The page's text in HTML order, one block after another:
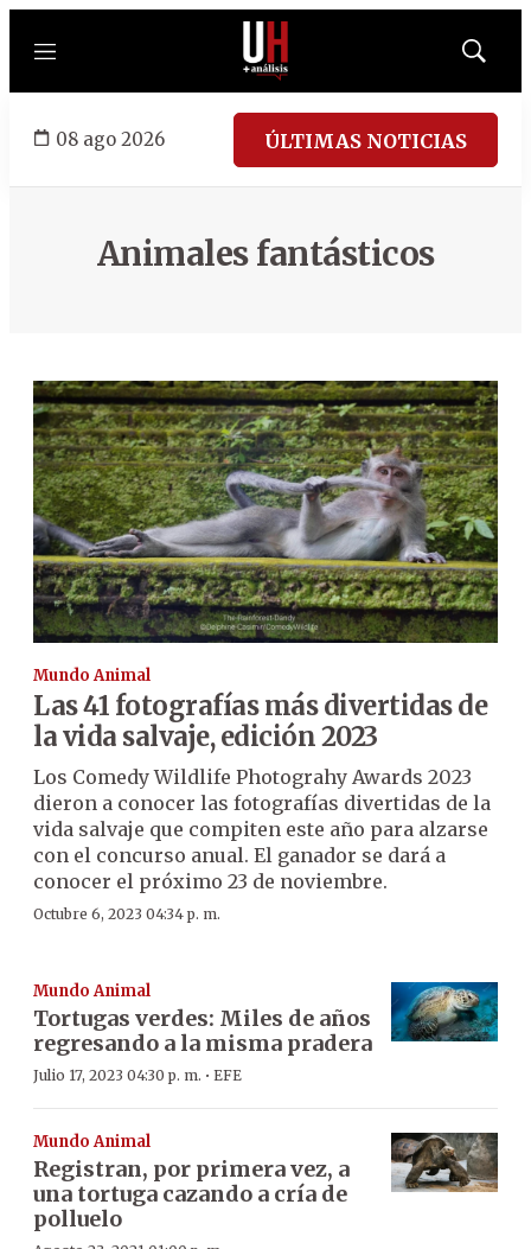
Menú
Mostrar
08 ago 2026 ÚLTIMAS NOTICIAS
Animales fantásticos
Mundo Animal
Las 41 fotografías más divertidas de
la vida salvaje, edición 2023
Los Comedy Wildlife Photograhy Awards 2023
dieron a conocer las fotografías divertidas de la
vida salvaje que compiten este año para alzarse
con el concurso anual. El ganador se dará a
conocer el próximo 23 de noviembre.
Octubre 6, 2023 04:34 p. m.
Mundo Animal
Tortugas verdes: Miles de años
regresando a la misma pradera
Julio 17, 2023 04:30 p. m. · EFE
Mundo Animal
Registran, por primera vez, a
una tortuga cazando a cría de
polluelo